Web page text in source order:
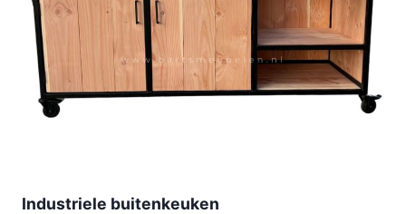
Industriele buitenkeuken